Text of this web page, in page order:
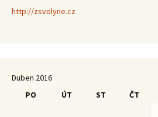
http://zsvolyne.cz
Duben 2016
PO
ÚT ST ČT